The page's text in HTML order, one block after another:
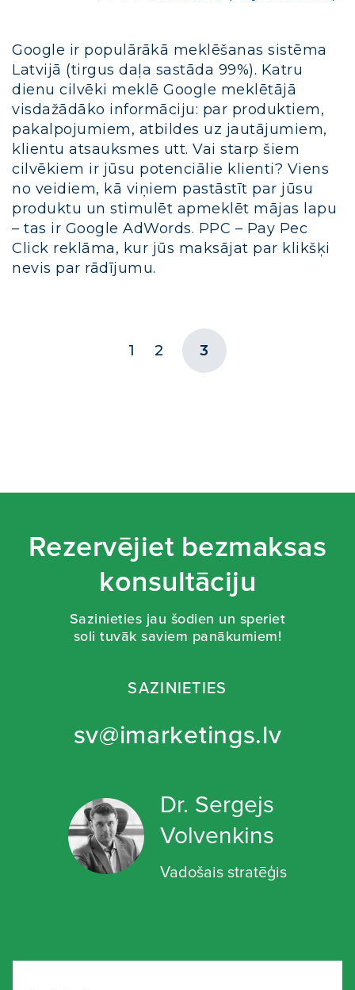
Google ir populārākā meklēšanas sistēma
Latvijā (tirgus daļa sastāda 99%). Katru
dienu cilvēki meklē Google meklētājā
visdažādāko informāciju: par produktiem,
pakalpojumiem, atbildes uz jautājumiem,
klientu atsauksmes utt. Vai starp šiem
cilvēkiem ir jūsu potenciālie klienti? Viens
no veidiem, kā viņiem pastāstīt par jūsu
produktu un stimulēt apmeklēt mājas lapu
– tas ir Google AdWords. PPC – Pay Pec
Click reklāma, kur jūs maksājat par klikšķi
nevis par rādījumu.
1 2 3
Rezervējiet bezmaksas
konsultāciju
Sazinieties jau šodien un speriet
soli tuvāk saviem panākumiem!
SAZINIETIES
sv@imarketings.lv
Dr. Sergejs
Volvenkins
Vadošais stratēģis